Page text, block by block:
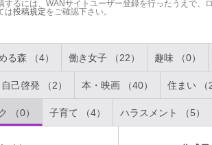
するには、WANサイトユーザー登録を行ったうえで、
は投稿規定をご確認下さい。
る森 （4） 働き女子 （22） 趣味 （0）
自己啓発 （2） 本・映画 （40） 住まい （2
（0） 子育て （4） ハラスメント （5）